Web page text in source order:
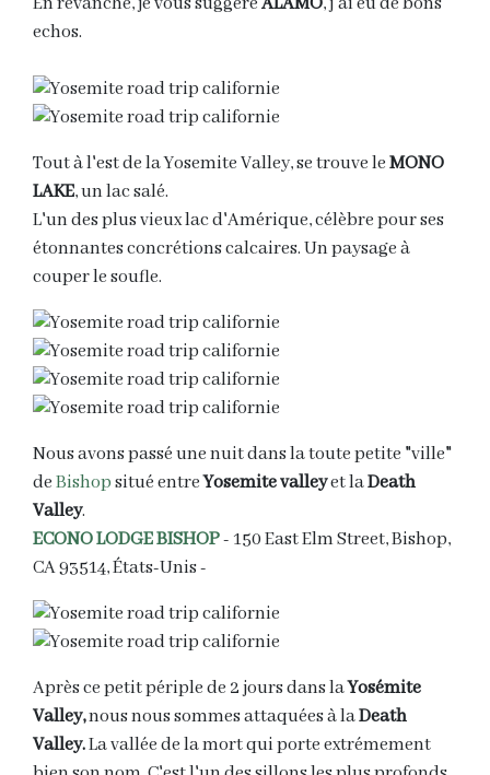
echos.
Tout à l'est de la Yosemite Valley, se trouve leMONO
LAKE, un lac salé.
L'un des plus vieux lac d'Amérique, célèbre pour ses
étonnantes concrétions calcaires. Un paysage à
couper le soufle.
Nous avons passé une nuit dans la toute petite "ville"
deBishopsitué entreYosemite valleyet laDeath
Valley.
ECONO LODGE BISHOP- 150 East Elm Street, Bishop,
CA 93514, États-Unis -
Après ce petit périple de 2 jours dans laYosémite
Valley,nous nous sommes attaquées à laDeath
Valley.La vallée de la mort qui porte extrémement